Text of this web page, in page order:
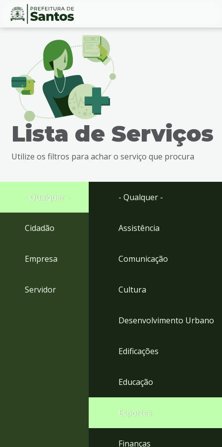
Ir
busca
Ir
rodapé
Conteúdo
Lista de Serviços
Utilize os filtros para achar o serviço que procura
- Qualquer -
Cidadão
Empresa
Servidor
- Qualquer -
Assistência
Comunicação
Cultura
Desenvolvimento Urbano
Edificações
Educação
Esportes
Finanças